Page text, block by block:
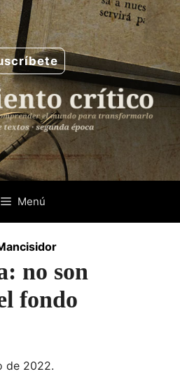
Menú
no son
fondo
de 2022.